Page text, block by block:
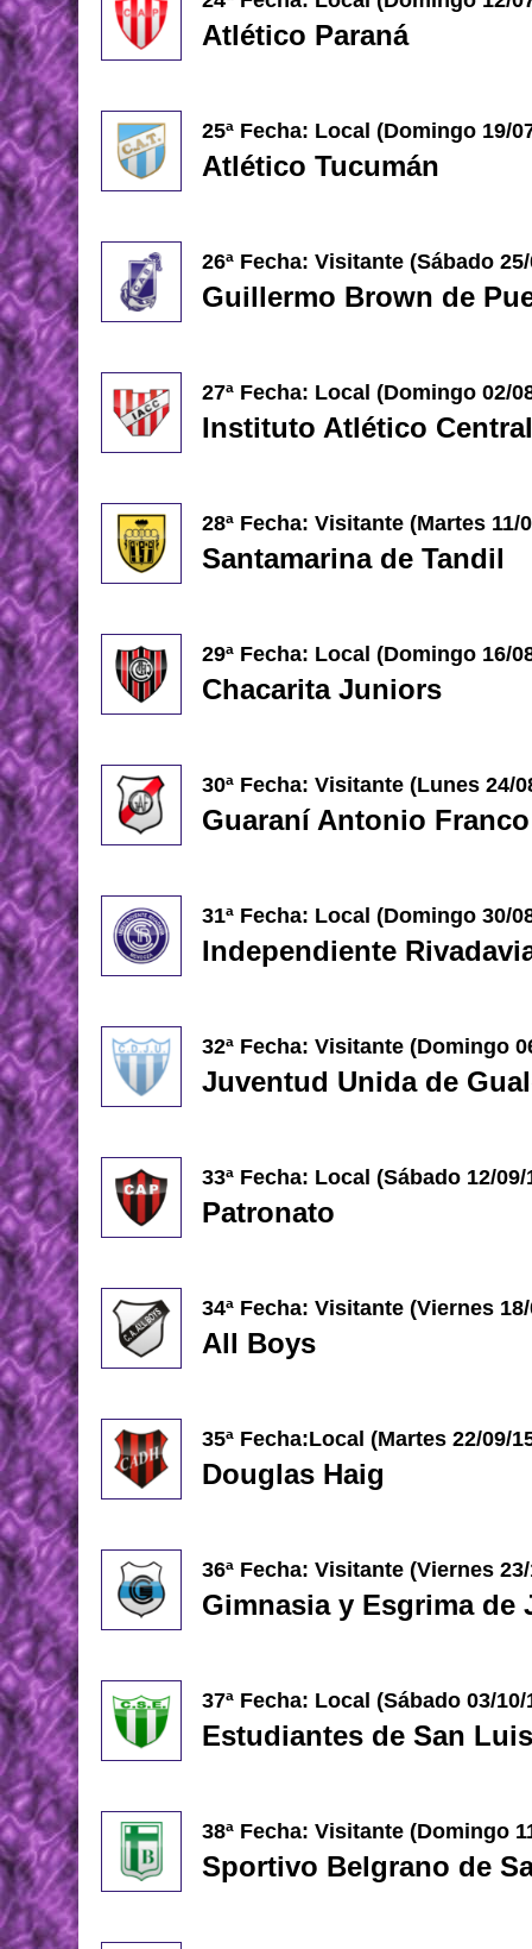
Atlético Paraná
25ª Fecha: Local (Domingo 19/
Atlético Tucumán
26ª Fecha: Visitante (Sábado
Guillermo Brown de
27ª Fecha: Local (Domingo 02/
Instituto Atlético
28ª Fecha: Visitante (Martes 11/
Santamarina de Tandil
29ª Fecha: Local (Domingo 16/
Chacarita Juniors
30ª Fecha: Visitante (Lunes 24/
Guaraní Antonio Franco
31ª Fecha: Local (Domingo 30/
Independiente
32ª Fecha: Visitante (Domingo
Juventud Unida de
33ª Fecha: Local (Sábado 12/
Patronato
34ª Fecha: Visitante (Viernes 18
All Boys
35ª Fecha:Local (Martes 22/09/
Douglas Haig
36ª Fecha: Visitante (Viernes 23
Gimnasia y Esgrima de
37ª Fecha: Local (Sábado 03/
Estudiantes de San Luis
38ª Fecha: Visitante (Domingo
Sportivo Belgrano de